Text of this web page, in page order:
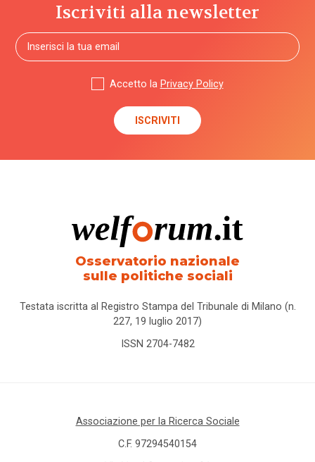
Iscriviti alla newsletter
Accetto la Privacy Policy
Osservatorio nazionale
sulle politiche sociali
Testata iscritta al Registro Stampa del Tribunale di Milano (n.
227, 19 luglio 2017)
ISSN 2704-7482
Associazione per la Ricerca Sociale
C.F. 97294540154